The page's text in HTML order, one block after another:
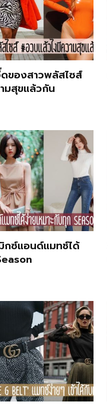
ของสาวพลัสไซส์
มสุขแล้วกัน
กซ์แอนด์แมทช์ได้